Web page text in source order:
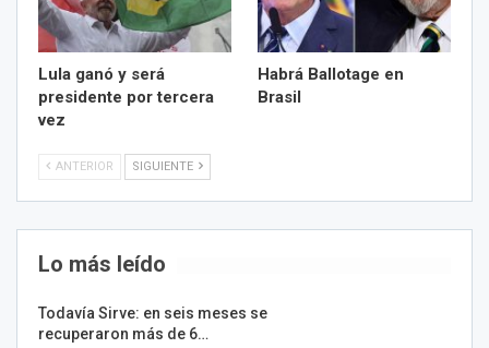
Lula ganó y será
presidente por tercera
vez
Habrá Ballotage en
Brasil
ANTERIOR SIGUIENTE
Lo más leído
Todavía Sirve: en seis meses se
recuperaron más de 6…